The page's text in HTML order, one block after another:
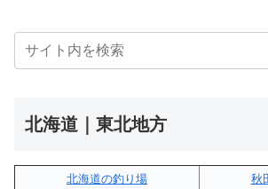
北海道｜東北地方
北海道の釣り場
秋